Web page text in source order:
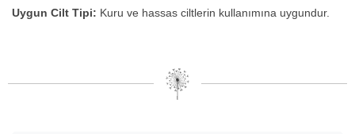
Uygun Cilt Tipi: Kuru ve hassas ciltlerin kullanımına uygundur.